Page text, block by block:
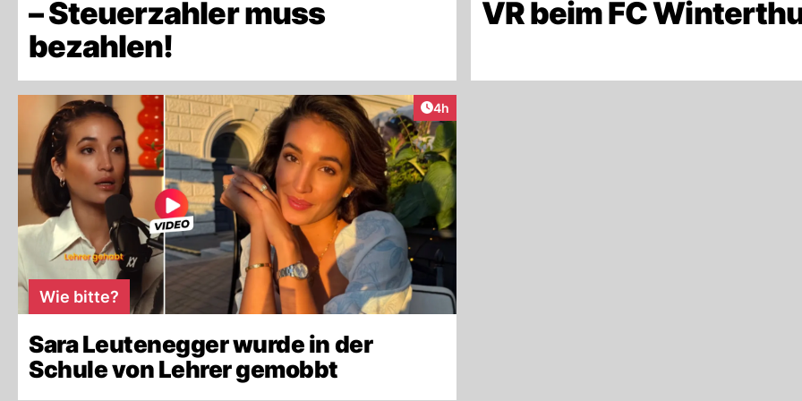
– Steuerzahler muss
bezahlen!
VR beim FC
Artikel veröffentlicht:
4h
Wie bitte?
Sara Leutenegger wurde in der
Schule von Lehrer gemobbt